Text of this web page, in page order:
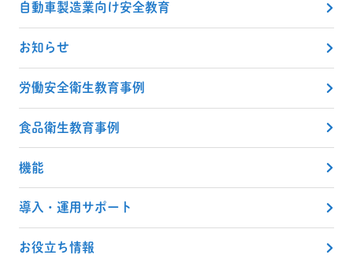
自動車製造業向け安全教育
お知らせ
労働安全衛生教育事例
食品衛生教育事例
機能
導入・運用サポート
お役立ち情報